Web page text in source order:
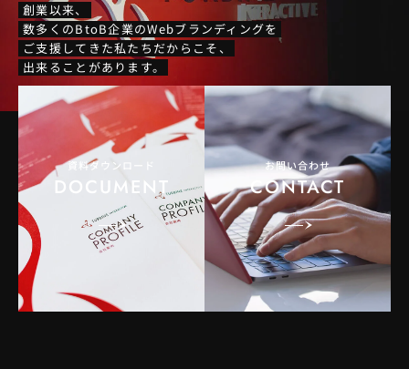
創業以来、
数多くのBtoB企業のWebブランディングを
ご支援してきた私たちだからこそ、
出来ることがあります。
資料ダウンロード
DOCUMENT
お問い合わせ
CONTACT